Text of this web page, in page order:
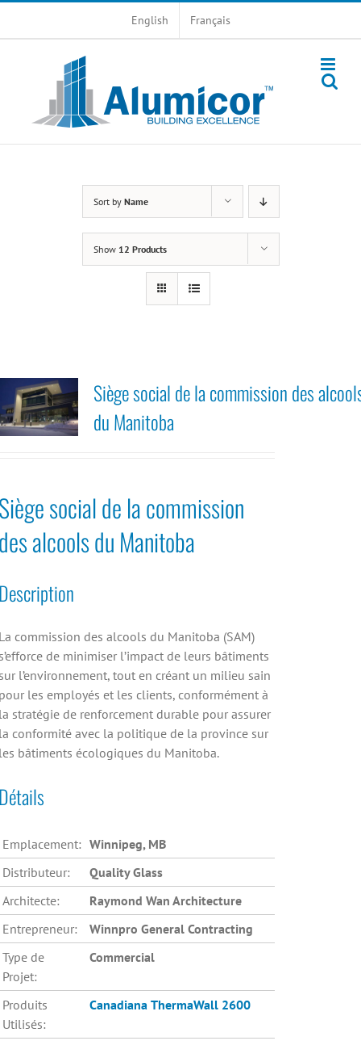
English Français
Sort by Name
Show 12 Products
Siège social de la commission des
du Manitoba
social de la commission
alcools du Manitoba
commission des alcools du Manitoba (SAM)
de minimiser l’impact de leurs bâtiments
l’environnement, tout en créant un milieu sain
les employés et les clients, conformément à
stratégie de renforcement durable pour assurer
conformité avec la politique de la province sur
bâtiments écologiques du Manitoba.
Emplacement: Winnipeg, MB
Distributeur:
Quality Glass
Architecte:
Raymond Wan Architecture
Entrepreneur:
Winnpro General Contracting
Type de
Projet:
Commercial
Produits
Utilisés:
Canadiana ThermaWall 2600